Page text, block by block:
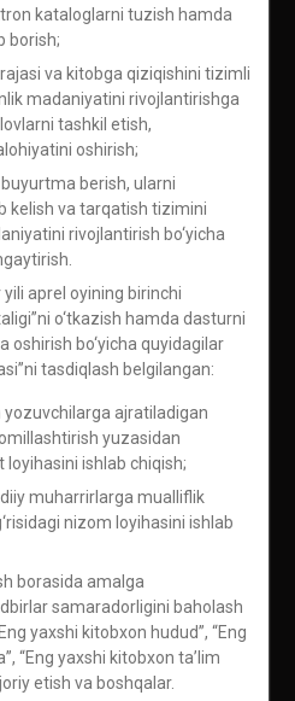
kataloglarni tuzish hamda
borish;
va kitobga qiziqishini tizimli
madaniyatini rivojlantirishga
tashkil etish,
oshirish;
berish, ularni
kelish va tarqatish tizimini
rivojlantirish bo‘yicha
aprel oyining birinchi
o‘tkazish hamda dasturni
oshirish bo‘yicha quyidagilar
tasdiqlash belgilangan:
ajratiladigan
yuzasidan
ishlab chiqish;
muharrirlarga mualliflik
nizom loyihasini ishlab
borasida amalga
samaradorligini baholash
yaxshi kitobxon hudud”, “Eng
“Eng yaxshi kitobxon ta’lim
etish va boshqalar.